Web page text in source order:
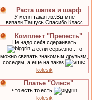
Раста шапка и шарф
У меня такая же.Вы мне
вязали.Тащусь.Спасибо.Класс
Комплект "Прелесть"
Не надо себя сдерживать
а если серьезно...то
можно связать знакомым друзьям,
соседям, а еще на заказ
kolesik
Платье "Олеся"
что есть то есть
kolesik